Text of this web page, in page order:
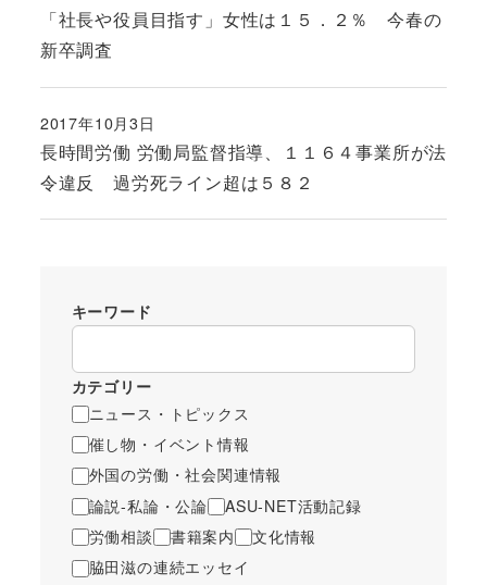
「社長や役員目指す」女性は１５．２％ 今春の
新卒調査
長時間労働 労働局監督指導、１１６４事業所が法
令違反 過労死ライン超は５８２
投稿日
2017年10月3日
キーワード
カテゴリー
ニュース・トピックス
催し物・イベント情報
外国の労働・社会関連情報
論説-私論・公論
ASU-NET活動記録
労働相談
書籍案内
文化情報
脇田滋の連続エッセイ